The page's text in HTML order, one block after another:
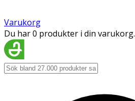
Varukorg
Du har 0 produkter i din varukorg.